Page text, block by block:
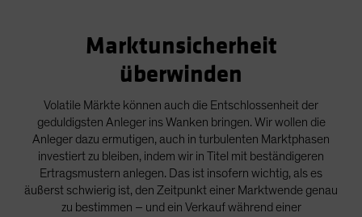
Marktunsicherheit
überwinden
Volatile Märkte können auch die Entschlossenheit der
geduldigsten Anleger ins Wanken bringen. Wir wollen die
Anleger dazu ermutigen, auch in turbulenten Marktphasen
investiert zu bleiben, indem wir in Titel mit beständigeren
Ertragsmustern anlegen. Das ist insofern wichtig, als es
äußerst schwierig ist, den Zeitpunkt einer Marktwende genau
zu bestimmen – und ein Verkauf während einer